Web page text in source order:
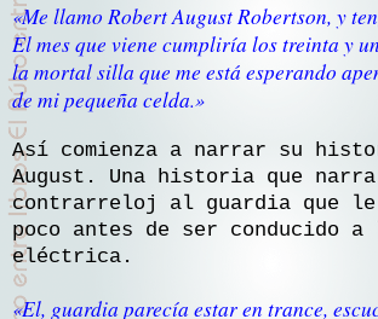
«Me llamo Robert August Robertson, y
El mes que viene cumpliría los treinta y
la mortal silla que me está esperando
de mi pequeña celda.»
Así comienza a narrar su
August. Una historia que narra
contrarreloj al guardia que le
poco antes de ser conducido
eléctrica.
«El, guardia parecía estar en trance,